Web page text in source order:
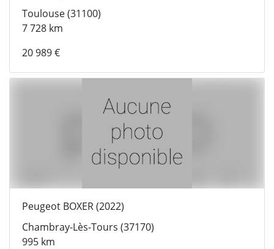
Toulouse (31100)
7 728 km
20 989 €
Peugeot BOXER (2022)
Chambray-Lès-Tours (37170)
995 km